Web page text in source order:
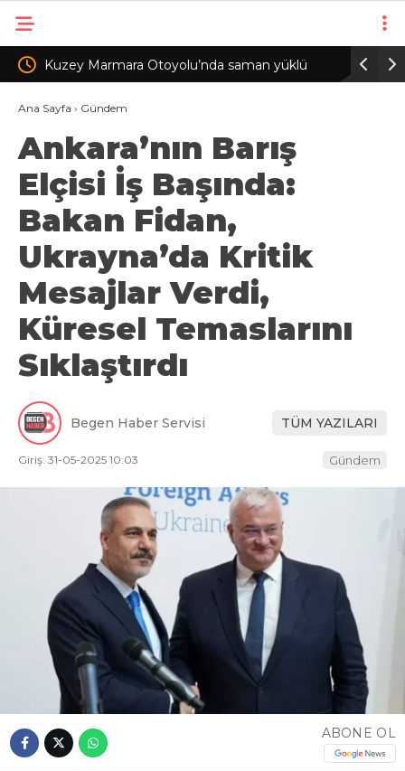
saman yüklü
yandı
Avcılar’da balık tutarken denize
Ana Sayfa › Gündem
Ankara’nın Barış
Elçisi İş Başında:
Bakan Fidan,
Ukrayna’da Kritik
Mesajlar Verdi,
Küresel Temaslarını
Sıklaştırdı
Begen Haber Servisi TÜM YAZILARI
Giriş: 31-05-2025 10:03 Gündem
ABONE OL